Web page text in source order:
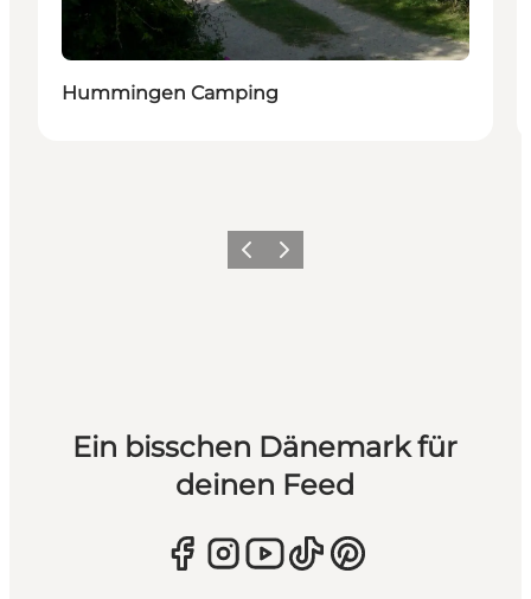
Hummingen Camping
ZurückWeiter
Ein bisschen Dänemark für
deinen Feed